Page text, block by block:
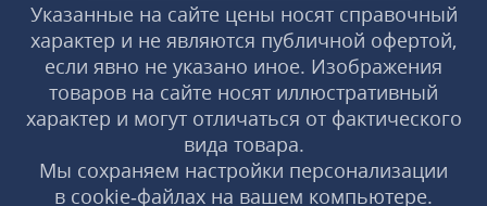
Указанные на сайте цены носят справочный
характер и не являются публичной офертой,
если явно не указано иное. Изображения
товаров на сайте носят иллюстративный
характер и могут отличаться от фактического
вида товара.
Мы сохраняем настройки персонализации
в cookie‑файлах на вашем компьютере.